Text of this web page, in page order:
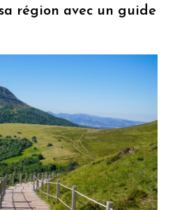
région avec un guide